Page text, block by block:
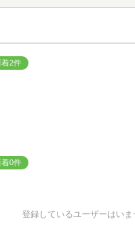
2件
0件
登録しているユーザーはいま